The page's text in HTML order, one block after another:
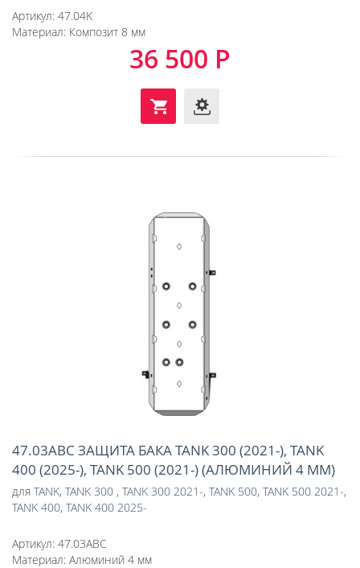
Артикул: 47.04K
Материал: Композит 8 мм
36 500 Р
47.03ABC ЗАЩИТА БАКА TANK 300 (2021-), TANK
400 (2025-), TANK 500 (2021-) (АЛЮМИНИЙ 4 ММ)
для TANK, TANK 300 , TANK 300 2021-, TANK 500, TANK 500 2021-,
TANK 400, TANK 400 2025-
Артикул: 47.03ABC
Материал: Алюминий 4 мм